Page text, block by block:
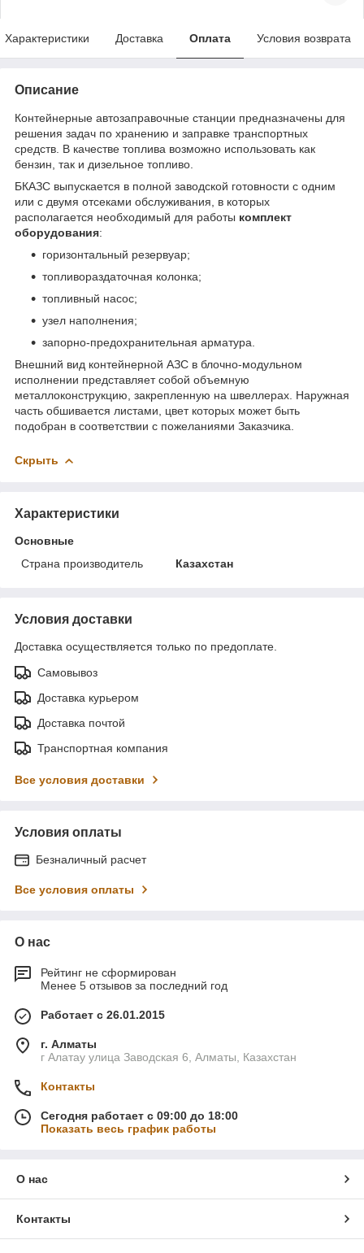
Характеристики Доставка Оплата Условия возврата
Описание
Контейнерные автозаправочные станции предназначены для
решения задач по хранению и заправке транспортных
средств. В качестве топлива возможно использовать как
бензин, так и дизельное топливо.
БКАЗС выпускается в полной заводской готовности с одним
или с двумя отсеками обслуживания, в которых
располагается необходимый для работы комплект
оборудования:
горизонтальный резервуар;
топливораздаточная колонка;
топливный насос;
узел наполнения;
запорно-предохранительная арматура.
Внешний вид контейнерной АЗС в блочно-модульном
исполнении представляет собой объемную
металлоконструкцию, закрепленную на швеллерах. Наружная
часть обшивается листами, цвет которых может быть
подобран в соответствии с пожеланиями Заказчика.
Скрыть
Характеристики
Основные
Страна производитель
Казахстан
Условия доставки
Доставка осуществляется только по предоплате.
Самовывоз
Доставка курьером
Доставка почтой
Транспортная компания
Все условия доставки
Условия оплаты
Безналичный расчет
Все условия оплаты
О нас
Рейтинг не сформирован
Менее 5 отзывов за последний год
Работает с 26.01.2015
г. Алматы
г Алатау улица Заводская 6, Алматы, Казахстан
Контакты
Сегодня работает с 09:00 до 18:00
Показать весь график работы
О нас
Контакты